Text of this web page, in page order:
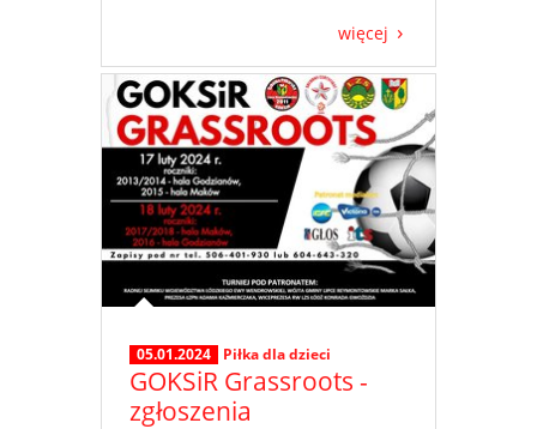
więcej
05.01.2024 Piłka dla dzieci
GOKSiR Grassroots -
zgłoszenia